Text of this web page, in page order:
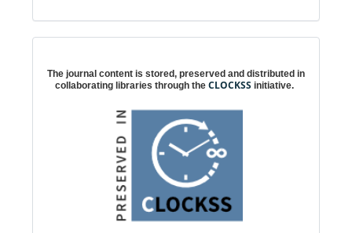
The journal content is stored, preserved and distributed in
collaborating libraries through the CLOCKSS initiative.